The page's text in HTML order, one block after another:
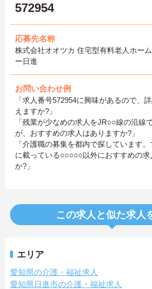
572954
応募先名称
株式会社オオツカ 住宅型有料老人ホー
ー日進
お問い合わせ例
「求人番号572954に興味があるので、
えますか?」
「残業が少なめの求人をJR○○線の沿線
が、おすすめの求人はありますか?」
「介護職の募集を都内で探しています
に載っている○○○○○以外におすすめの求
か?」
この求人と似た求人
エリア
愛知県の介護・福祉求人
愛知県日進市の介護・福祉求人